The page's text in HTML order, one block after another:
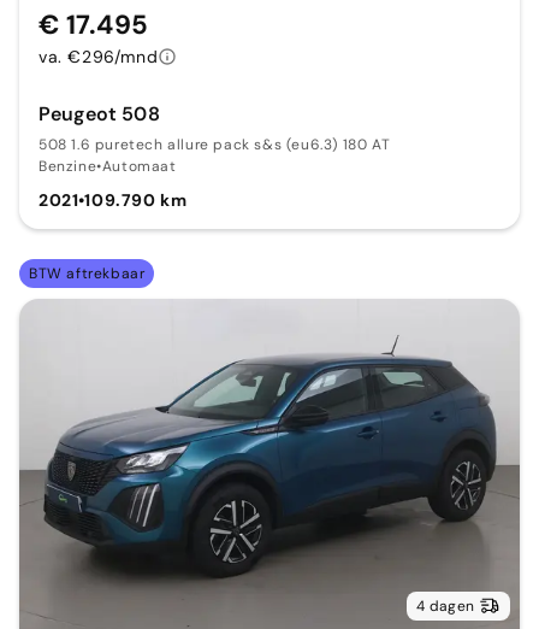
Peugeot 508
508 1.6 puretech allure pack s&s (eu6.3) 180 AT
Benzine•Automaat
2021•109.790 km
€ 17.495
va. €296/mnd
BTW aftrekbaar
4 dagen